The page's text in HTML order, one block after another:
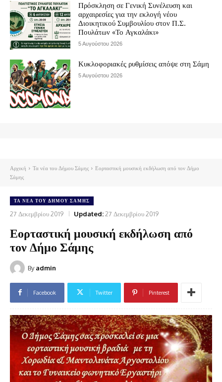
Πρόσκληση σε Γενική Συνέλευση και
αρχαιρεσίες για την εκλογή νέου
Διοικητικού Συμβουλίου στον Π.Σ.
Πουλάτων «Το Αγκαλάκι»
5 Αυγούστου 2026
Κυκλοφοριακές ρυθμίσεις απόψε στη Σάμη
5 Αυγούστου 2026